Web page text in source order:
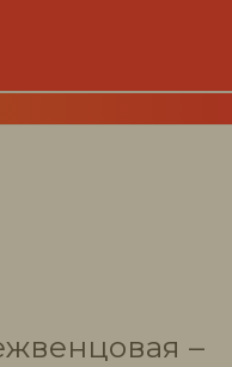
бревна и бруса
–